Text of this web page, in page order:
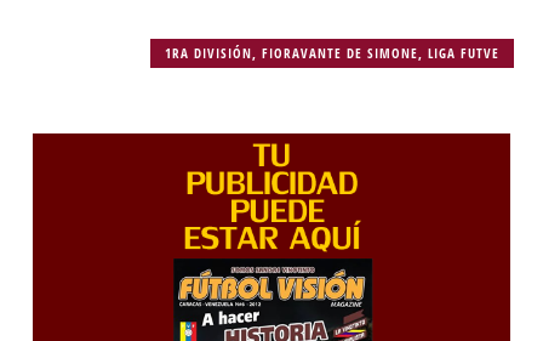
1RA DIVISIÓN ,FIORAVANTE DE SIMONE ,LIGA FUTVE